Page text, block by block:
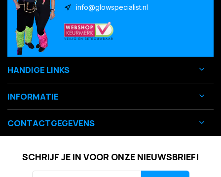
info@glowspecialist.nl
HANDIGE LINKS
INFORMATIE
CONTACTGEGEVENS
SCHRIJF JE IN VOOR ONZE NIEUWSBRIEF!